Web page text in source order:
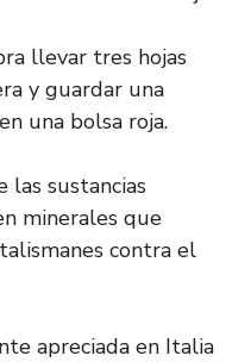
llevar tres hojas
y guardar una
una bolsa roja.
las sustancias
minerales que
contra el
apreciada en Italia